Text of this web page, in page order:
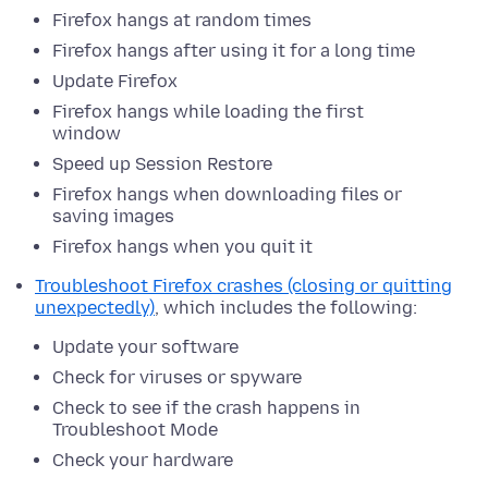
Firefox hangs at random times
Firefox hangs after using it for a long time
Update Firefox
Firefox hangs while loading the first
window
Speed up Session Restore
Firefox hangs when downloading files or
saving images
Firefox hangs when you quit it
Troubleshoot Firefox crashes (closing or quitting
unexpectedly), which includes the following:
Update your software
Check for viruses or spyware
Check to see if the crash happens in
Troubleshoot Mode
Check your hardware